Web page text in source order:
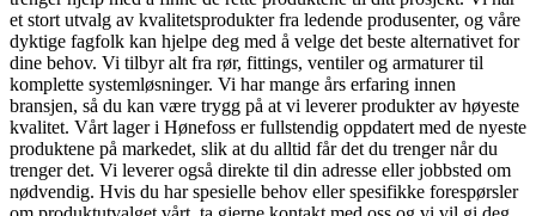
et stort utvalg av kvalitetsprodukter fra ledende produsenter, og våre
dyktige fagfolk kan hjelpe deg med å velge det beste alternativet for
dine behov. Vi tilbyr alt fra rør, fittings, ventiler og armaturer til
komplette systemløsninger. Vi har mange års erfaring innen
bransjen, så du kan være trygg på at vi leverer produkter av høyeste
kvalitet. Vårt lager i Hønefoss er fullstendig oppdatert med de nyeste
produktene på markedet, slik at du alltid får det du trenger når du
trenger det. Vi leverer også direkte til din adresse eller jobbsted om
nødvendig. Hvis du har spesielle behov eller spesifikke forespørsler